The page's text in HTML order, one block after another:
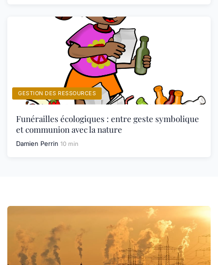
GESTION DES RESSOURCES
Funérailles écologiques : entre geste symbolique
et communion avec la nature
Damien Perrin 10 min